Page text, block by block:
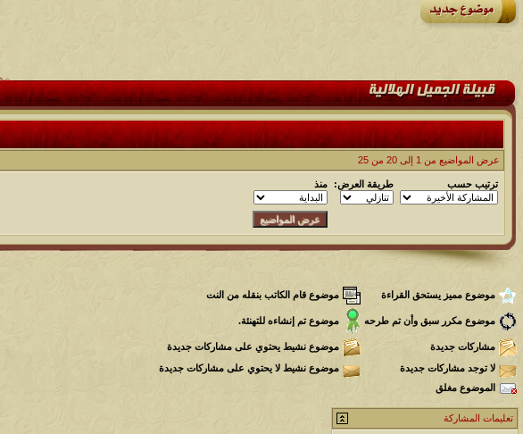
عرض المواضيع من 1 إلى 20 من 25
ترتيب حسب طريقة العرض: منذ
موضوع مميز يستحق القراءة موضوع قام الكاتب بنقله من النت
موضوع مكرر سبق وأن تم طرحه موضوع تم إنشاءه للتهنئة.
مشاركات جديدة
موضوع نشيط يحتوي على مشاركات جديدة
لا توجد مشاركات جديدة
موضوع نشيط لا يحتوي على مشاركات جديدة
الموضوع مغلق
تعليمات المشاركة